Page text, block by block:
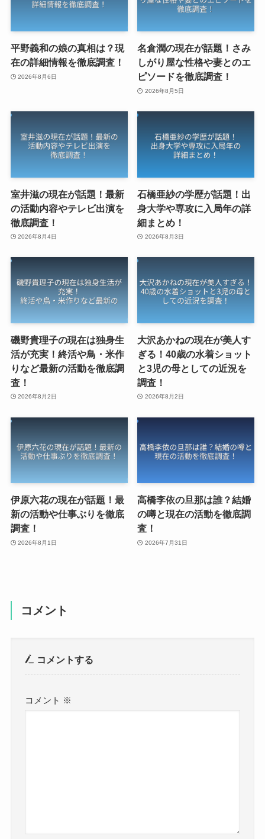
平野義和の娘の真相は？現
在の詳細情報を徹底調査！
2026年8月6日
名倉潤の現在が話題！さみ
しがり屋な性格や妻とのエ
ピソードを徹底調査！
2026年8月5日
室井滋の現在が話題！最新
の活動内容やテレビ出演を
徹底調査！
2026年8月4日
石橋亜紗の学歴が話題！出
身大学や専攻に入局年の詳
細まとめ！
2026年8月3日
磯野貴理子の現在は独身生
活が充実！終活や鳥・米作
りなど最新の活動を徹底調
査！
2026年8月2日
大沢あかねの現在が美人す
ぎる！40歳の水着ショット
と3児の母としての近況を
調査！
2026年8月2日
伊原六花の現在が話題！最
新の活動や仕事ぶりを徹底
調査！
2026年8月1日
高橋李依の旦那は誰？結婚
の噂と現在の活動を徹底調
査！
2026年7月31日
コメント
コメントする
コメント ※